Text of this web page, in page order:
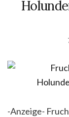
-Anzeige-